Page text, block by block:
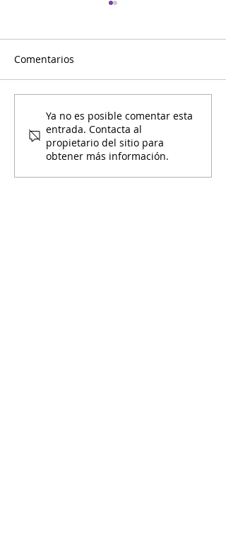
Mensaje de Prevención
de Drogas #2
Comentarios
Ya no es posible comentar esta
entrada. Contacta al
propietario del sitio para
obtener más información.